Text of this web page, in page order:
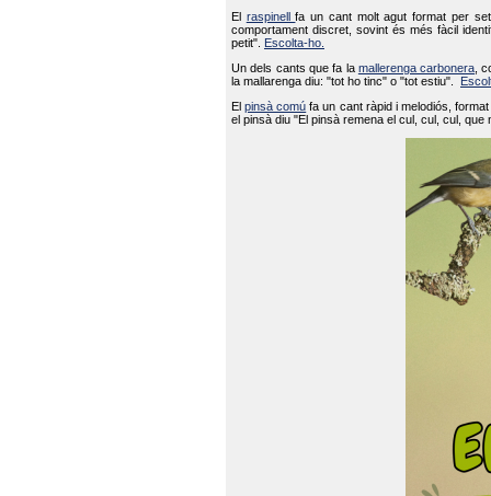
El raspinellfa un cant molt agut format per
comportament discret, sovint és més fàcil
petit".
Escolta-ho.
Un dels cants que fa la mallerenga carbonera ,
la mallarenga diu: "tot ho tinc" o "tot estiu".
Elpinsà comú fa un cant ràpid i melodiós,
el pinsà diu "El pinsà remena el cul, cul, cul,